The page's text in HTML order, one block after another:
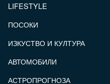
LIFESTYLE
ПОСОКИ
ИЗКУСТВО И КУЛТУРА
АВТОМОБИЛИ
АСТРОПРОГНОЗА